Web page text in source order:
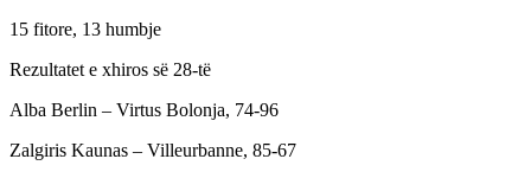
15 fitore, 13 humbje
Rezultatet e xhiros së 28-të
Alba Berlin – Virtus Bolonja, 74-96
Zalgiris Kaunas – Villeurbanne, 85-67